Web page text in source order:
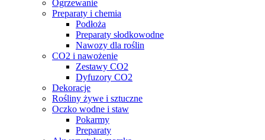
Ogrzewanie
Preparaty i chemia
Podłoża
Preparaty słodkowodne
Nawozy dla roślin
CO2 i nawożenie
Zestawy CO2
Dyfuzory CO2
Dekoracje
Rośliny żywe i sztuczne
Oczko wodne i staw
Pokarmy
Preparaty